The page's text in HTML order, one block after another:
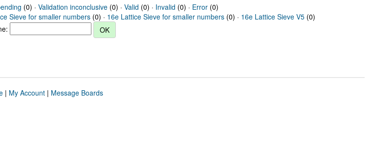
(0) · Validation inconclusive(0) · Valid (0) · Invalid (0) · Error(0)
Sieve for smaller numbers (0) · 16e Lattice Sieve for smaller numbers (0) · 16e Lattice Sieve V5 (0)
| My Account| Message Boards